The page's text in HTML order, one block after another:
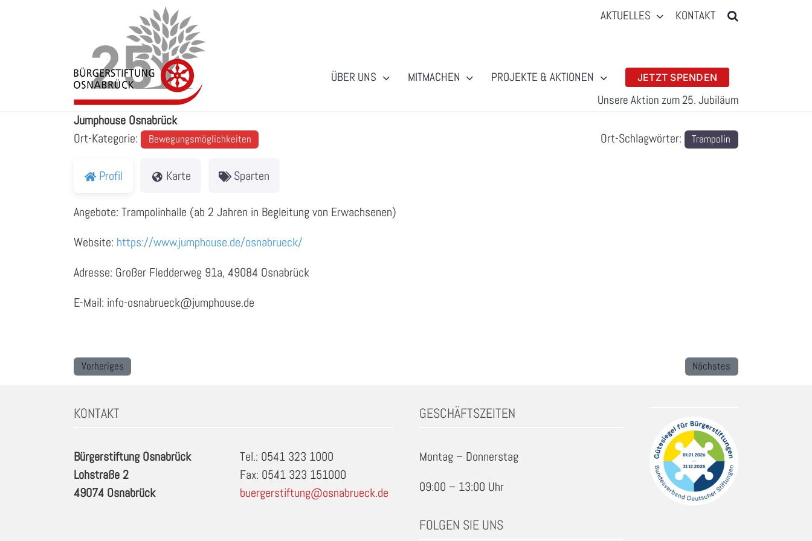
AKTUELLES KONTAKT
ÜBER UNS MITMACHEN PROJEKTE & AKTIONEN JETZT SPENDEN
Unsere Aktion zum 25. Jubiläum
Jumphouse Osnabrück
Ort-Kategorie:
Bewegungsmöglichkeiten Ort-Schlagwörter: Trampolin
Profil Karte Sparten
Angebote: Trampolinhalle (ab 2 Jahren in Begleitung von Erwachsenen)
Website: https://www.jumphouse.de/osnabrueck/
Adresse: Großer Fledderweg 91a, 49084 Osnabrück
E-Mail: info-osnabrueck@jumphouse.de
Vorheriges Nächstes
KONTAKT
Bürgerstiftung Osnabrück
Lohstraße 2
49074 Osnabrück
Tel.: 0541 323 1000
Fax: 0541 323 151000
buergerstiftung@osnabrueck.de
GESCHÄFTSZEITEN
Montag – Donnerstag
09:00 – 13:00 Uhr
FOLGEN SIE UNS